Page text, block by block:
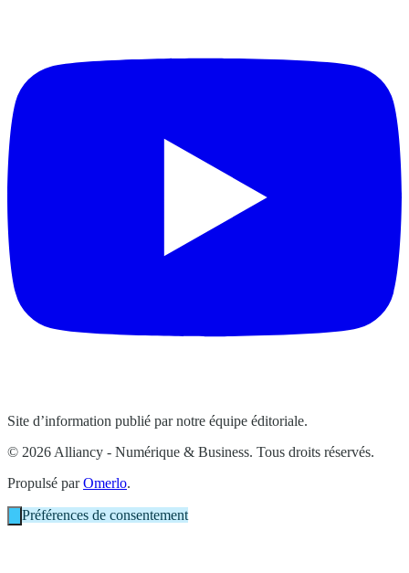
Site d’information publié par notre équipe éditoriale.
© 2026 Alliancy - Numérique & Business. Tous droits réservés.
Propulsé parOmerlo.
Préférences de consentement